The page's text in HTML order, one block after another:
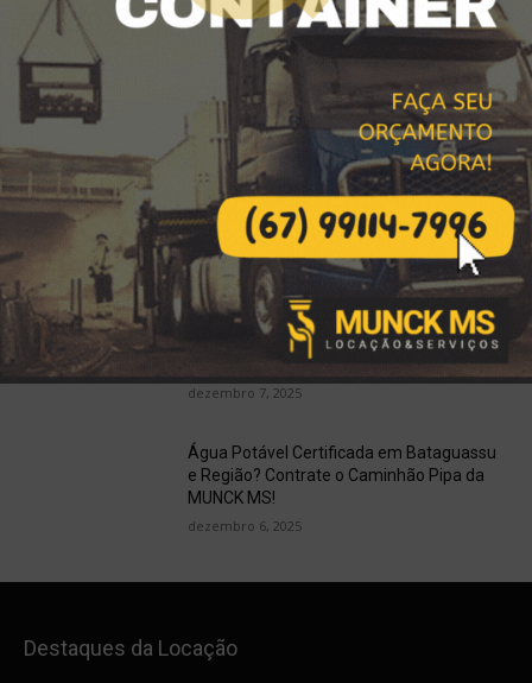
Descarga e Içamento com Caminhão
Munck em Inocência, Anastácio e todo o
Mato Grosso do Sul
janeiro 28, 2026
MUNCK MS para Locação de Máquinas,
Içamento e Soluções Logísticas de Alta
Performance
janeiro 17, 2026
Locação de Carretas Prancha,
Escavadeiras, Retroescavadeiras em
Bataguassu, MS
dezembro 7, 2025
Água Potável Certificada em Bataguassu
e Região? Contrate o Caminhão Pipa da
MUNCK MS!
dezembro 6, 2025
Destaques da Locação